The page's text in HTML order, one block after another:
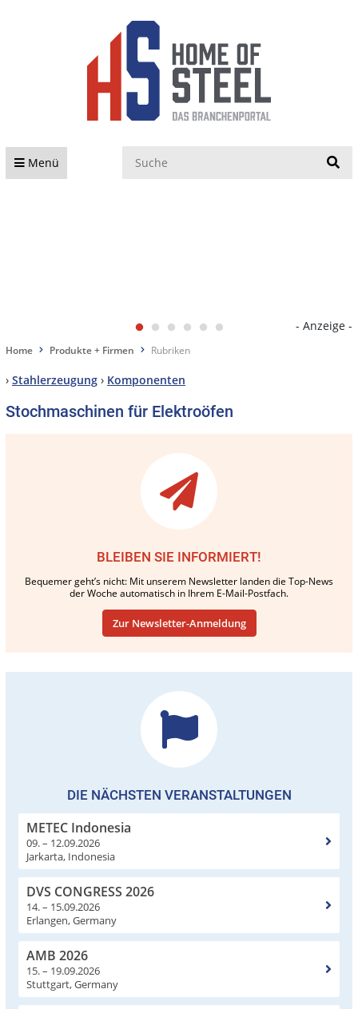
Menü
- Anzeige -
Home Produkte + Firmen Rubriken
› Stahlerzeugung › Komponenten
Stochmaschinen für Elektroöfen
BLEIBEN SIE INFORMIERT!
Bequemer geht’s nicht: Mit unserem Newsletter landen die Top-News
der Woche automatisch in Ihrem E-Mail-Postfach.
Zur Newsletter-Anmeldung
DIE NÄCHSTEN VERANSTALTUNGEN
METEC Indonesia
09. – 12.09.2026
Jarkarta, Indonesia
DVS CONGRESS 2026
14. – 15.09.2026
Erlangen, Germany
AMB 2026
15. – 19.09.2026
Stuttgart, Germany